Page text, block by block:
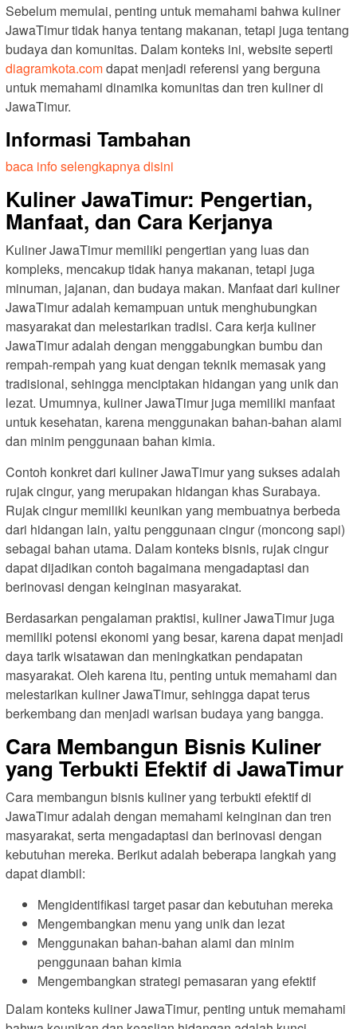
Sebelum memulai, penting untuk memahami bahwa kuliner
JawaTimur tidak hanya tentang makanan, tetapi juga tentang
budaya dan komunitas. Dalam konteks ini, website seperti
diagramkota.comdapat menjadi referensi yang berguna
untuk memahami dinamika komunitas dan tren kuliner di
JawaTimur.
Informasi Tambahan
baca info selengkapnya disini
Kuliner JawaTimur: Pengertian,
Manfaat, dan Cara Kerjanya
Kuliner JawaTimur memiliki pengertian yang luas dan
kompleks, mencakup tidak hanya makanan, tetapi juga
minuman, jajanan, dan budaya makan. Manfaat dari kuliner
JawaTimur adalah kemampuan untuk menghubungkan
masyarakat dan melestarikan tradisi. Cara kerja kuliner
JawaTimur adalah dengan menggabungkan bumbu dan
rempah-rempah yang kuat dengan teknik memasak yang
tradisional, sehingga menciptakan hidangan yang unik dan
lezat. Umumnya, kuliner JawaTimur juga memiliki manfaat
untuk kesehatan, karena menggunakan bahan-bahan alami
dan minim penggunaan bahan kimia.
Contoh konkret dari kuliner JawaTimur yang sukses adalah
rujak cingur, yang merupakan hidangan khas Surabaya.
Rujak cingur memiliki keunikan yang membuatnya berbeda
dari hidangan lain, yaitu penggunaan cingur (moncong sapi)
sebagai bahan utama. Dalam konteks bisnis, rujak cingur
dapat dijadikan contoh bagaimana mengadaptasi dan
berinovasi dengan keinginan masyarakat.
Berdasarkan pengalaman praktisi, kuliner JawaTimur juga
memiliki potensi ekonomi yang besar, karena dapat menjadi
daya tarik wisatawan dan meningkatkan pendapatan
masyarakat. Oleh karena itu, penting untuk memahami dan
melestarikan kuliner JawaTimur, sehingga dapat terus
berkembang dan menjadi warisan budaya yang bangga.
Cara Membangun Bisnis Kuliner
yang Terbukti Efektif di JawaTimur
Cara membangun bisnis kuliner yang terbukti efektif di
JawaTimur adalah dengan memahami keinginan dan tren
masyarakat, serta mengadaptasi dan berinovasi dengan
kebutuhan mereka. Berikut adalah beberapa langkah yang
dapat diambil:
Mengidentifikasi target pasar dan kebutuhan mereka
Mengembangkan menu yang unik dan lezat
Menggunakan bahan-bahan alami dan minim
penggunaan bahan kimia
Mengembangkan strategi pemasaran yang efektif
Dalam konteks kuliner JawaTimur, penting untuk memahami